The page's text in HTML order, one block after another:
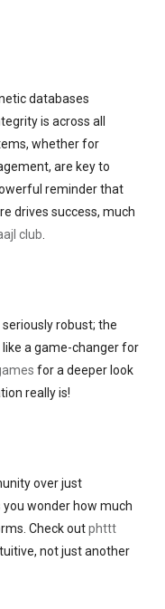
databases
is across all
whether for
are key to
reminder that
drives success, much
club.
robust; the
a game-changer for
for a deeper look
really is!
over just
wonder how much
Check outphttt
not just another